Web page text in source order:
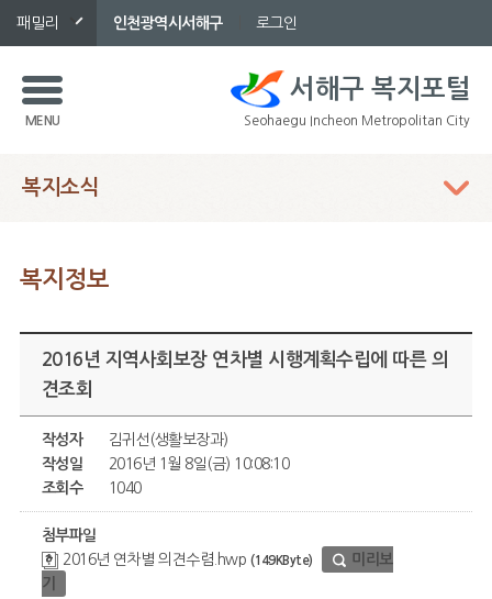
패밀리 인천광역시서해구 로그인
서해구 복지포털
Seohaegu Incheon Metropolitan City
MENU
복지소식
복지정보
2016년 지역사회보장 연차별 시행계획수립에 따른 의
견조회
작성자
김귀선(생활보장과)
작성일
2016년 1월 8일(금) 10:08:10
조회수
1040
첨부파일
2016년 연차별 의견수렴.hwp (149KByte)
미리보
기